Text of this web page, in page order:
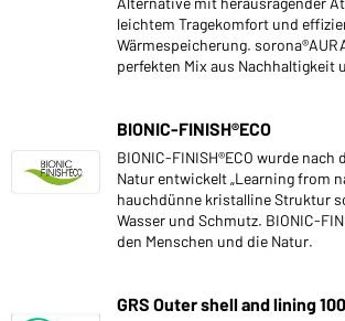
leichtem Tragekomfort und
Wärmespeicherung.
perfekten Mix aus Nachhaltigkeit
BIONIC-FINISH®ECO
BIONIC-FINISH®ECO wurde nach
Natur entwickelt „Learning from
hauchdünne kristalline Struktur
Wasser und Schmutz. BIONIC-
den Menschen und die Natur.
GRS Outer shell and lining